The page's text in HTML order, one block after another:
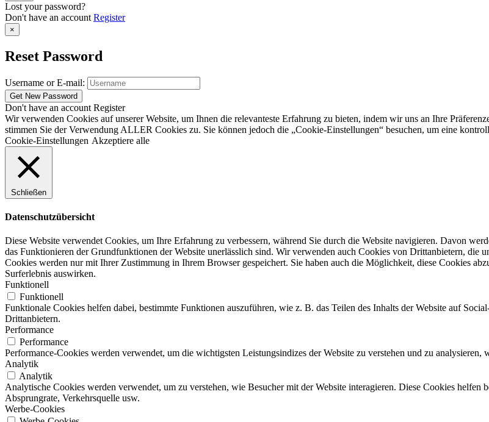
Lost your password?
Don't have an account Register
×
Reset Password
Username or E-mail:
Don't have an account Register
Wir verwenden Cookies auf unserer Website, um Ihnen die relevanteste Erfahrung zu bieten, indem wir uns an Ihre
stimmen Sie der Verwendung ALLER Cookies zu. Sie können jedoch die „Cookie-Einstellungen“ besuchen, um eine
Cookie-Einstellungen Akzeptiere alle
Schließen
Datenschutzübersicht
Diese Website verwendet Cookies, um Ihre Erfahrung zu verbessern, während Sie durch die Website navigieren. Davon
das Funktionieren der Grundfunktionen der Website unerlässlich sind. Wir verwenden auch Cookies von Drittanbietern, die
Cookies werden nur mit Ihrer Zustimmung in Ihrem Browser gespeichert. Sie haben auch die Möglichkeit, diese Cookies
Surferlebnis auswirken.
Funktionell
Funktionell
Funktionale Cookies helfen dabei, bestimmte Funktionen auszuführen, wie z. B. das Teilen des Inhalts der Website auf
Drittanbietern.
Performance
Performance
Performance-Cookies werden verwendet, um die wichtigsten Leistungsindizes der Website zu verstehen und zu analysieren,
Analytik
Analytik
Analytische Cookies werden verwendet, um zu verstehen, wie Besucher mit der Website interagieren. Diese Cookies
Absprungrate, Verkehrsquelle usw.
Werbe-Cookies